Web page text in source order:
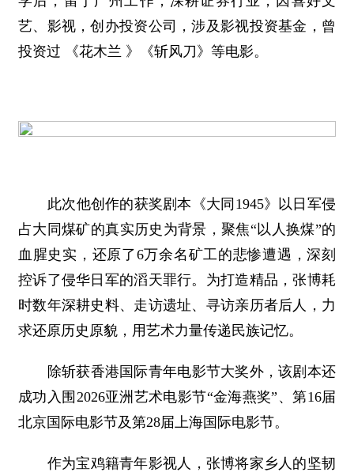
艺、影视，创办投资公司，涉及影视投资基金，曾
投资过 《花木兰 》《斩风刀》等电影。
此次他创作的获奖剧本《大同1945》以日军侵
占大同煤矿的真实历史为背景，聚焦“以人换煤”的
血腥史实，还原了6万余名矿工的悲惨遭遇，深刻
控诉了侵华日军的滔天罪行。为打造精品，张博耗
时数年深耕史料、走访遗址、寻访亲历者后人，力
求还原历史原貌，用艺术力量传递民族记忆。
除斩获香港国际青年电影节大奖外，该剧本还
成功入围2026亚洲艺术电影节“金海燕奖”、第16届
北京国际电影节及第28届上海国际电影节。
作为宝鸡籍青年影视人，张博将家乡人的坚韧